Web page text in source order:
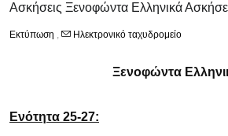
Ασκήσεις Ξενοφώντα Ελληνικά
Εκτύπωση , Ηλεκτρονικό ταχυδρομείο
Ξενοφώντα
Ενότητα 25-27: